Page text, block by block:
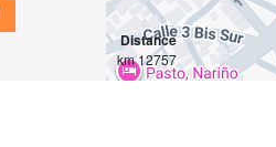
Distance
12757 km